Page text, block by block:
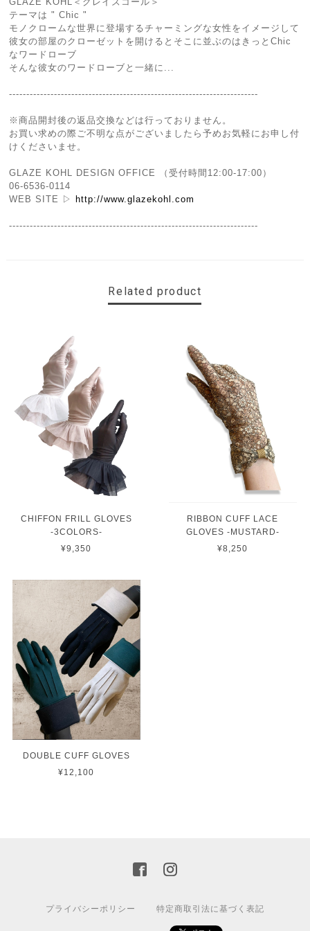
テーマは " Chic "
モノクロームな世界に登場するチャーミングな女性をイメージして
彼女の部屋のクローゼットを開けるとそこに並ぶのはきっとChic
なワードローブ
そんな彼女のワードローブと一緒に...
------------------------------------------------------------------------
※商品開封後の返品交換などは行っておりません。
お買い求めの際ご不明な点がございましたら予めお気軽にお申し付
けくださいませ。
GLAZE KOHL DESIGN OFFICE （受付時間12:00-17:00）
06-6536-0114
WEB SITE ▷http://www.glazekohl.com
------------------------------------------------------------------------
Related product
CHIFFON FRILL GLOVES
-3COLORS-
¥9,350
RIBBON CUFF LACE
GLOVES -MUSTARD-
¥8,250
DOUBLE CUFF GLOVES
¥12,100
プライバシーポリシー 特定商取引法に基づく表記